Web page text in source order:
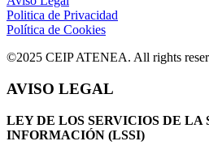
Politica de Privacidad
Política de Cookies
©2025 CEIP ATENEA. All rights
AVISO LEGAL
LEY DE LOS SERVICIOS DE LA
INFORMACIÓN (LSSI)